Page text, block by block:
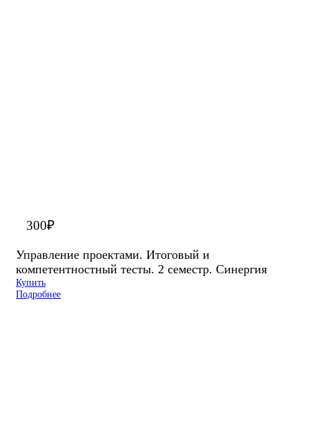
300₽
Управление проектами. Итоговый и
компетентностный тесты. 2 семестр. Синергия
Купить
Подробнее